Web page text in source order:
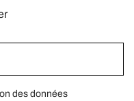
des données